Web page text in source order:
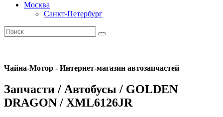
Москва
Санкт-Петербург
Чайна-Мотор - Интернет-магазин автозапчастей
Запчасти / Автобусы / GOLDEN
DRAGON / XML6126JR